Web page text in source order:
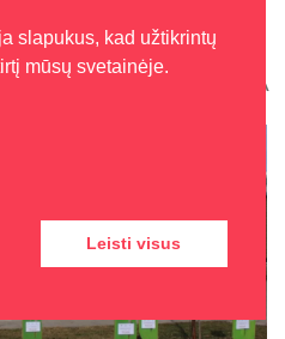
A
slapukus, kad užtikrintų
mūsų svetainėje.
Leisti visus